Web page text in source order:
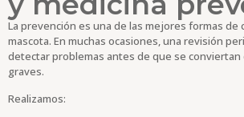
La prevención es una de las mejores formas de
mascota. En muchas ocasiones, una revisión
detectar problemas antes de que se
graves.
Realizamos: